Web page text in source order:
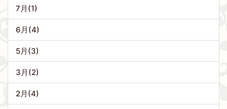
7月(1)
6月(4)
5月(3)
3月(2)
2月(4)